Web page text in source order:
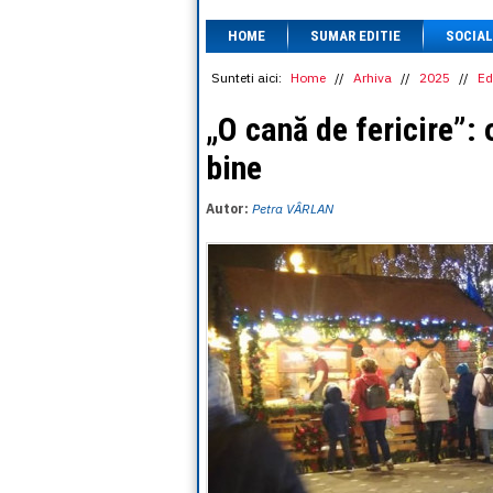
HOME SUMAR EDITIE SOCIAL
Sunteti aici: Home // Arhiva // 2025 //
„O cană de
bine
Autor: Petra VÂRLAN